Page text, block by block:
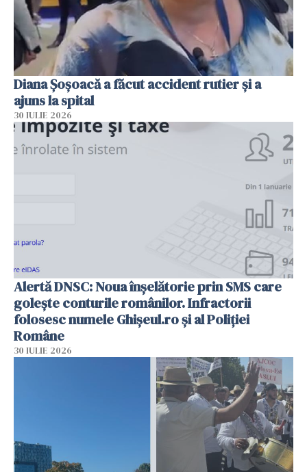
Diana Șoșoacă a făcut accident rutier și a
ajuns la spital
30 IULIE 2026
Alertă DNSC: Noua înșelătorie prin SMS care
golește conturile românilor. Infractorii
folosesc numele Ghișeul.ro și al Poliției
Române
30 IULIE 2026